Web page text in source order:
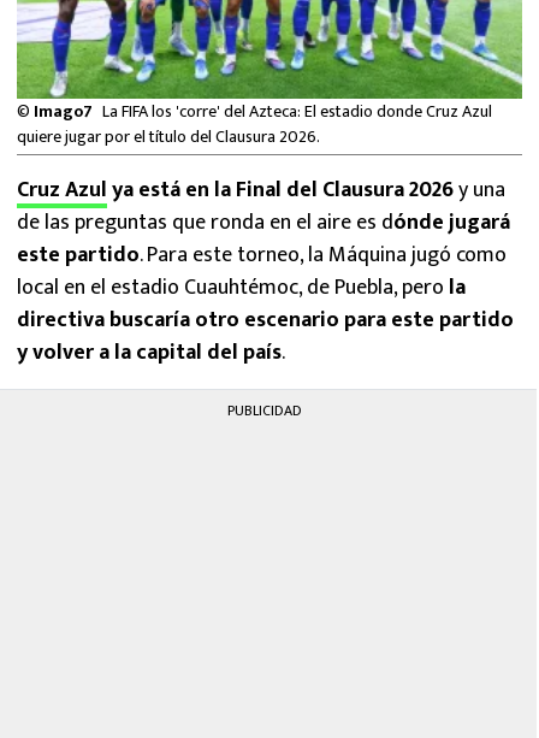
LIGA MX
NFL
© Imago7 La FIFA los 'corre' del Azteca: El estadio donde Cruz Azul
quiere jugar por el título del Clausura 2026.
Cruz Azulya está en la Final del Clausura 2026y una
de las preguntas que ronda en el aire es dónde jugará
este partido. Para este torneo, la Máquina jugó como
local en el estadio Cuauhtémoc, de Puebla, pero la
directiva buscaría otro escenario para este partido
y volver a la capital del país.
PUBLICIDAD